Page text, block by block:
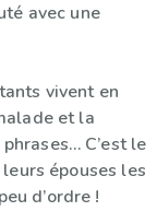
avec une
vivent en
et la
C’est le
épouses les
d’ordre !